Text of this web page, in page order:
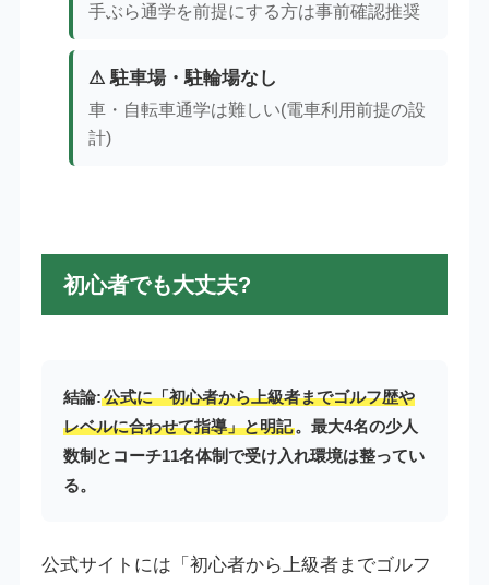
手ぶら通学を前提にする方は事前確認推奨
⚠ 駐車場・駐輪場なし
車・自転車通学は難しい(電車利用前提の設
計)
初心者でも大丈夫?
結論:公式に「初心者から上級者までゴルフ歴や
レベルに合わせて指導」と明記。最大4名の少人
数制とコーチ11名体制で受け入れ環境は整ってい
る。
公式サイトには「初心者から上級者までゴルフ